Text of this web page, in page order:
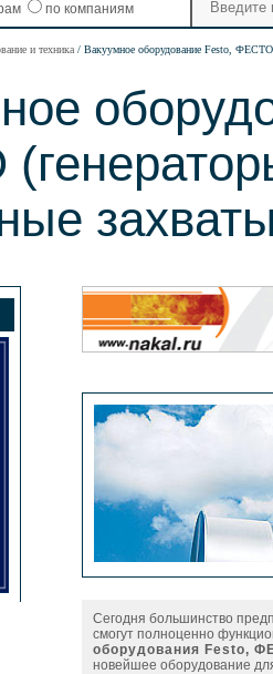
по компаниям
и техника Вакуумное оборудование Festo, ФЕСТО
Сегодня большинство
смогут полноценно
оборудования Festo,
новейшее оборудование